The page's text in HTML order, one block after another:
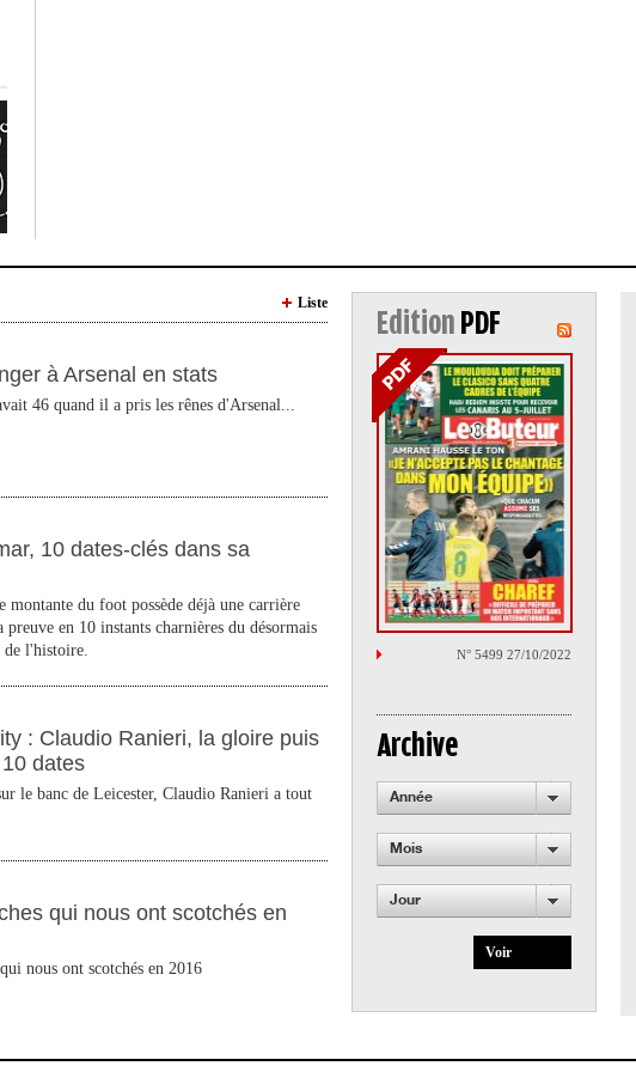
Liste
à Arsenal en stats
46 quand il a pris les rênes d'Arsenal...
10 dates-clés dans sa
montante du foot possède déjà une carrière
en 10 instants charnières du désormais
de l'histoire.
: Claudio Ranieri, la gloire puis
dates
le banc de Leicester, Claudio Ranieri a tout
qui nous ont scotchés en
nous ont scotchés en 2016
Edition PDF
N° 5499 27/10/2022
Archive
Année
Mois
Jour
Voir